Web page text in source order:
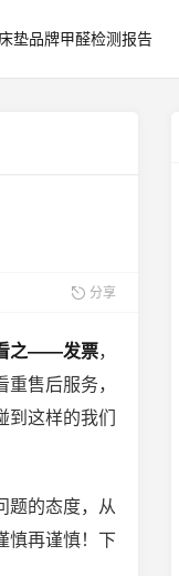
垫品牌甲醛检测报告
分享
之——发票，
售后服务，
到这样的我们
题的态度，从
慎再谨慎！下